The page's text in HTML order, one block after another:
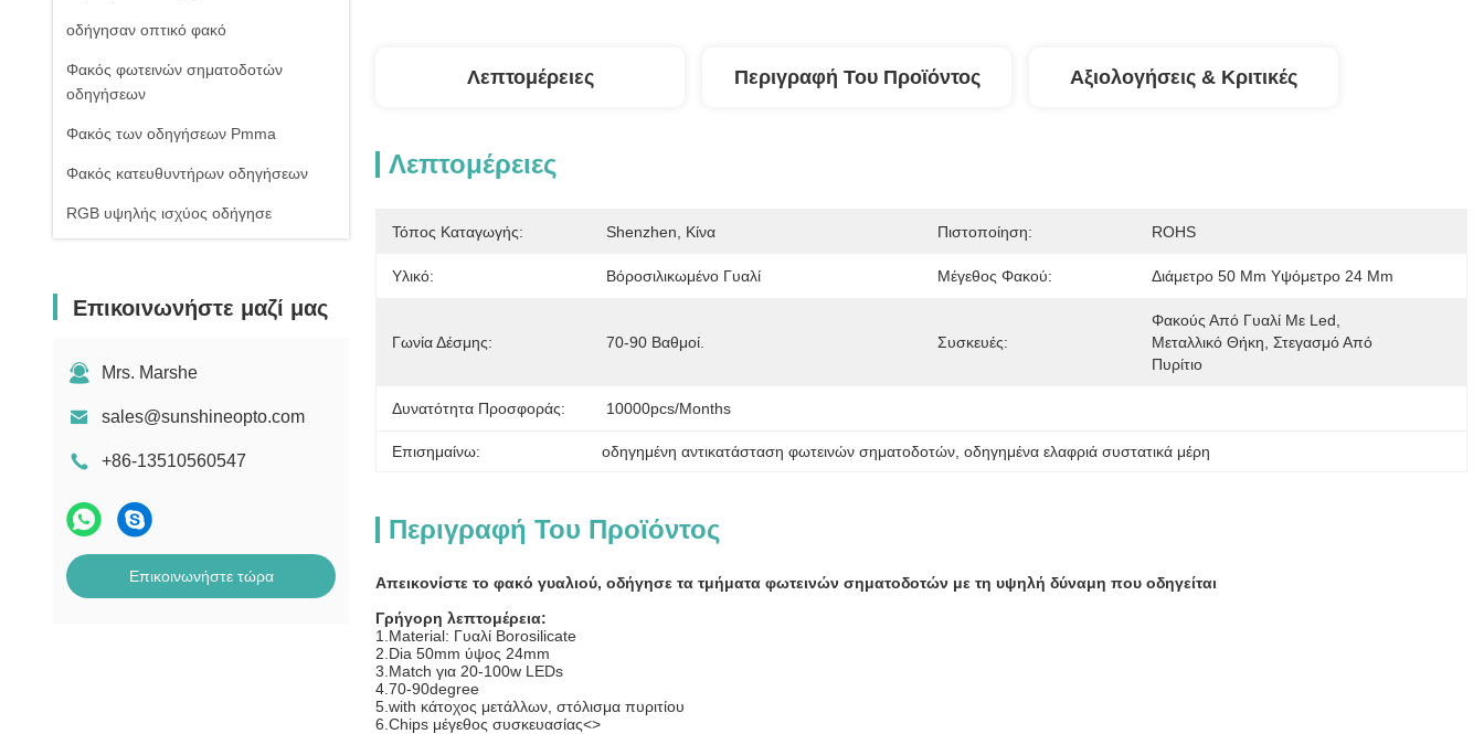
οδήγησαν οπτικό φακό
Φακός φωτεινών σηματοδοτών
οδηγήσεων
Φακός των οδηγήσεων Pmma
Φακός κατευθυντήρων οδηγήσεων
RGB υψηλής ισχύος οδήγησε
δύναμης
Επικοινωνήστε μαζί μας
Mrs. Marshe
sales@sunshineopto.com
+86-13510560547
Επικοινωνήστε τώρα
Λεπτομέρειες Περιγραφή Του Προϊόντος Αξιολογήσεις & Κριτικές
Λεπτομέρειες
Τόπος Καταγωγής: Shenzhen, Κίνα Πιστοποίηση: ROHS
Υλικό: Βόροσιλικωμένο Γυαλί Μέγεθος Φακού: Διάμετρο 50 Mm Υψόμετρο 24 Mm
Γωνία Δέσμης: 70-90 Βαθμοί. Συσκευές:
Φακούς Από Γυαλί Με Led,
Μεταλλικό Θήκη, Στεγασμό Από
Πυρίτιο
Δυνατότητα Προσφοράς: 10000pcs/months
Επισημαίνω: οδηγημένη αντικατάσταση φωτεινών σηματοδοτών, οδηγημένα ελαφριά συστατικά μέρη
Περιγραφή Του Προϊόντος
Απεικονίστε το φακό γυαλιού, οδήγησε τα τμήματα φωτεινών σηματοδοτών με τη υψηλή δύναμη που οδηγείται
Γρήγορη λεπτομέρεια:
1.Material: Γυαλί Borosilicate
2.Dia 50mm ύψος 24mm
3.Match για 20-100w LEDs
4.70-90degree
5.with κάτοχος μετάλλων, στόλισμα πυριτίου
6.Chips μέγεθος συσκευασίας<>